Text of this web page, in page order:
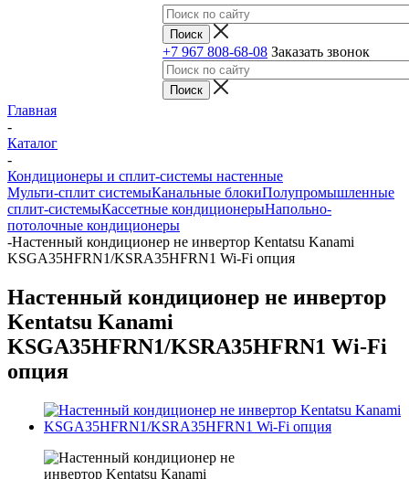
+7 967 808-68-08 Заказать звонок
Главная
-
Каталог
-
Кондиционеры и сплит-системы настенные
Мульти-сплит системыКанальные блокиПолупромышленные
сплит-системыКассетные кондиционерыНапольно-
потолочные кондиционеры
-Настенный кондиционер не инвертор Kentatsu Kanami
KSGA35HFRN1/KSRA35HFRN1 Wi-Fi опция
Настенный кондиционер не инвертор
Kentatsu Kanami
KSGA35HFRN1/KSRA35HFRN1 Wi-Fi
опция